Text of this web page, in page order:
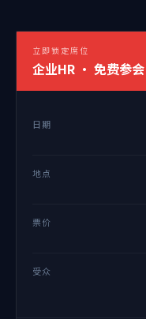
立即锁定席位
企业HR · 免费参会
日期
地点
票价
受众